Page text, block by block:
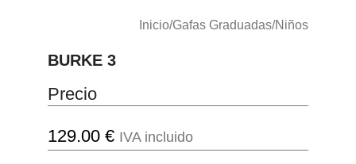
Inicio/Gafas Graduadas/Niños
BURKE 3
Precio
129.00 € IVA incluido